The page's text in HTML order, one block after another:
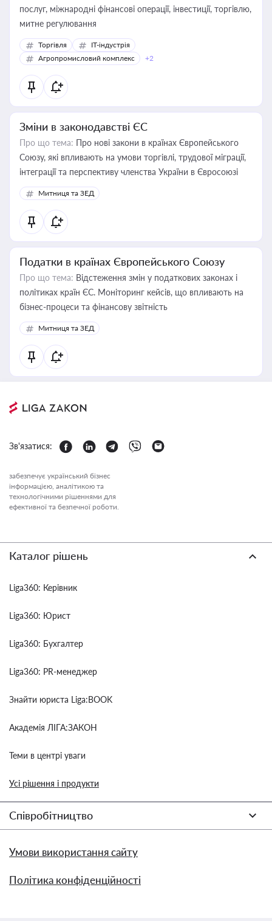
послуг, міжнародні фінансові операції, інвестиції, торгівлю,
митне регулювання
Торгівля
IT-індустрія
Агропромисловий комплекс
+2
Зміни в законодавстві ЄС
Про що тема: Про нові закони в країнах Європейського
Союзу, які впливають на умови торгівлі, трудової міграції,
інтеграції та перспективу членства України в Євросоюзі
Митниця та ЗЕД
Податки в країнах Європейського Союзу
Про що тема: Відстеження змін у податкових законах і
політиках країн ЄС. Моніторинг кейсів, що впливають на
бізнес-процеси та фінансову звітність
Митниця та ЗЕД
Зв'язатися:
забезпечує український бізнес
інформацією, аналітикою та
технологічними рішеннями для
ефективної та безпечної роботи.
Каталог рішень
Liga360: Керівник
Liga360: Юрист
Liga360: Бухгалтер
Liga360: PR-менеджер
Знайти юриста Liga:BOOK
Академія ЛІГА:ЗАКОН
Теми в центрі уваги
Усі рішення і продукти
Співробітництво
Умови використання сайту
Політика конфіденційності